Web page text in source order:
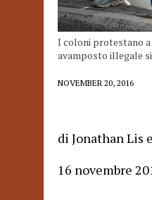
I coloni protestano a
avamposto illegale
NOVEMBER 20, 2016
di Jonathan Lis
16 novembre